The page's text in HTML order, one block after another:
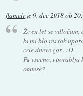
flameirje 9. dec 2018 ob
Že en let se odločam,
bi mi blo res tok
cele dneve gor.. :D
Pa vseeno, uporablja
obnese?